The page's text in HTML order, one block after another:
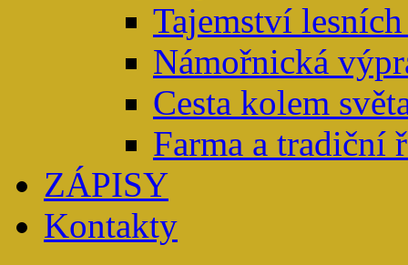
Tajemství
Námořnická
Cesta kolem
Farma a tradiční
ZÁPISY
Kontakty